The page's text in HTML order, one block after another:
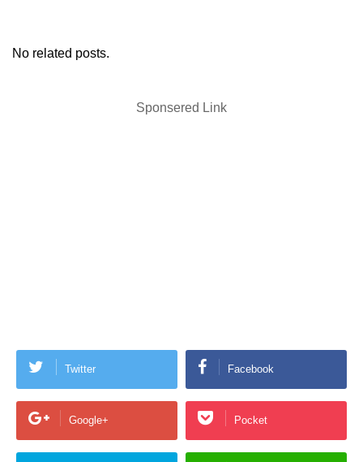
No related posts.
Sponsered Link
Twitter Facebook
Google+ Pocket